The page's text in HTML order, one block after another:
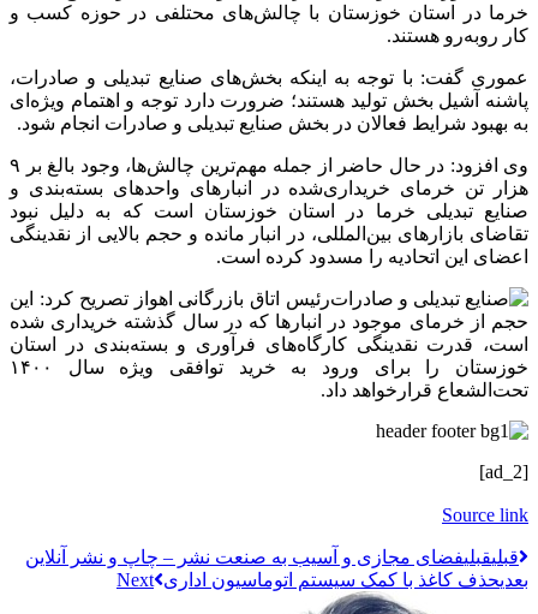
خرما در استان خوزستان با چالش‌های محتلفی در حوزه کسب و
کار روبه‌رو هستند.
عموری گفت: با توجه به اینکه بخش‌های صنایع تبدیلی و صادرات،
پاشنه آشیل بخش تولید هستند؛ ضرورت دارد توجه و اهتمام ویژه‌ای
به بهبود شرایط فعالان در بخش‌ صنایع تبدیلی و صادرات انجام شود.
وی افزود: در حال حاضر از جمله مهم‌ترین چالش‌ها، وجود بالغ بر ۹
هزار تن خرمای خریداری‌شده در انبارهای واحدهای بسته‌بندی و
صنایع تبدیلی خرما در استان خوزستان است که به دلیل نبود
تقاضای بازارهای بین‌المللی، در انبار مانده و حجم بالایی از نقدینگی
اعضای این اتحادیه را مسدود کرده است.
رئیس اتاق بازرگانی اهواز تصریح کرد: این
حجم از خرمای موجود در انبارها که در سال گذشته خریداری شده
است، قدرت نقدینگی کارگاه‌های فرآوری و بسته‌بندی در استان
خوزستان را برای ورود به خرید توافقی ویژه سال ۱۴۰۰
تحت‌الشعاع قرارخواهد داد.
[ad_2]
Source link
قبليقبلیفضای مجازی و آسیب به صنعت نشر – چاپ و نشر آنلاین
بعدیحذف کاغذ با کمک سیستم اتوماسیون اداری